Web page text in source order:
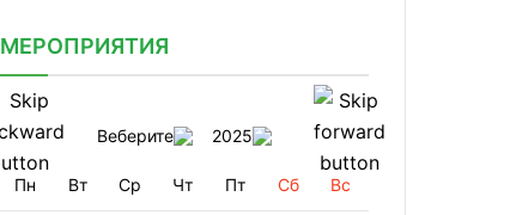
МЕРОПРИЯТИЯ
Веберите 2025
Пн Вт Ср Чт Пт Сб Вс